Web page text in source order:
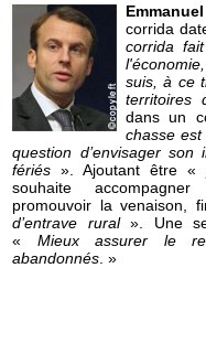
corrida
corrida
suis, à ce
territoires
dans un
chasse
question d’envisager
fériés ». Ajoutant être «
souhaite
promouvoir la venaison,
d’entrave rural». Une
« Mieux assurer le
abandonnés . »